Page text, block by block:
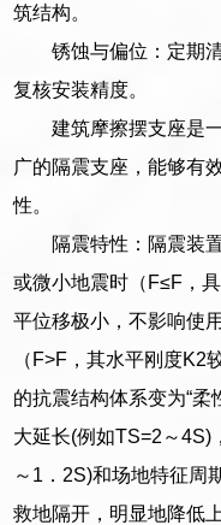
筑结构。
锈蚀与偏位：定期
复核安装精度。
建筑摩擦摆支座是
广的隔震支座，能够有
性。
隔震特性：隔震装
或微小地震时（F≤F，
平位移极小，不影响使
（F>F，其水平刚度K2
的抗震结构体系变为“柔
大延长(例如TS=2～4S)
～1．2S)和场地特征周
救地隔开，明显地降低